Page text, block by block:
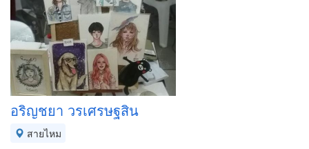
อริญชยา วรเศรษฐสิน
สายไหม